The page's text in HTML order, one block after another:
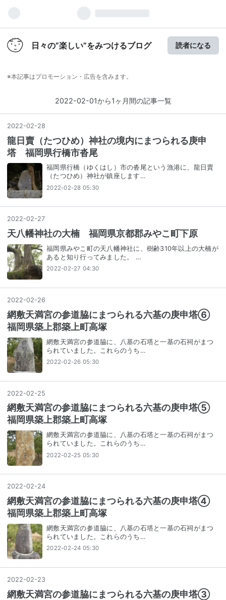
日々の”楽しい”をみつけるブログ 読者になる
※本記事はプロモーション・広告を含みます。
2022-02-01から1ヶ月間の記事一覧
2022-02-28
龍日賣（たつひめ）神社の境内にまつられる庚申
塔 福岡県行橋市沓尾
福岡県行橋（ゆくはし）市の沓尾という漁港に、龍日賣
（たつひめ）神社が鎮座します…
2022-02-28 05:30
2022-02-27
天八幡神社の大楠 福岡県京都郡みやこ町下原
福岡県みやこ町の天八幡神社に、樹齢310年以上の大楠が
あると知り行ってみました。 …
2022-02-27 04:30
2022-02-26
網敷天満宮の参道脇にまつられる六基の庚申塔⑥
福岡県築上郡築上町高塚
網敷天満宮の参道脇に、八基の石塔と一基の石祠がまつ
られていました。これらのうち…
2022-02-26 05:30
2022-02-25
網敷天満宮の参道脇にまつられる六基の庚申塔⑤
福岡県築上郡築上町高塚
網敷天満宮の参道脇に、八基の石塔と一基の石祠がまつ
られていました。これらのうち…
2022-02-25 05:30
2022-02-24
網敷天満宮の参道脇にまつられる六基の庚申塔④
福岡県築上郡築上町高塚
網敷天満宮の参道脇に、八基の石塔と一基の石祠がまつ
られていました。これらのうち…
2022-02-24 05:30
2022-02-23
網敷天満宮の参道脇にまつられる六基の庚申塔③